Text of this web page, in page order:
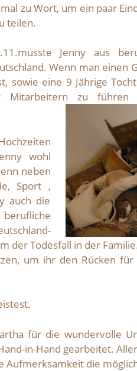
zu Wort, um ein paar
teilen.
Jenny aus
Wenn man einen
sowie eine 9 Jährige
Mitarbeitern zu führen
wohl
neben
Sport ,
auch die
der Todesfall in der
um ihr den Rücken
für die wundervolle
in-Hand gearbeitet.
Aufmerksamkeit die